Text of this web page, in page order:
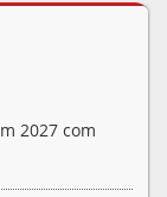
2027 com